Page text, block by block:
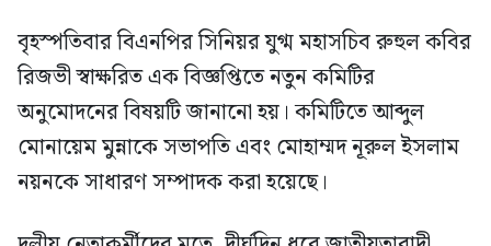
বৃহস্পতিবার বিএনপির সিনিয়র যুগ্ম মহাসচিব রুহুল কবির
রিজভী স্বাক্ষরিত এক বিজ্ঞপ্তিতে নতুন কমিটির
অনুমোদনের বিষয়টি জানানো হয়। কমিটিতে আব্দুল
মোনায়েম মুন্নাকে সভাপতি এবং মোহাম্মদ নূরুল ইসলাম
নয়নকে সাধারণ সম্পাদক করা হয়েছে।